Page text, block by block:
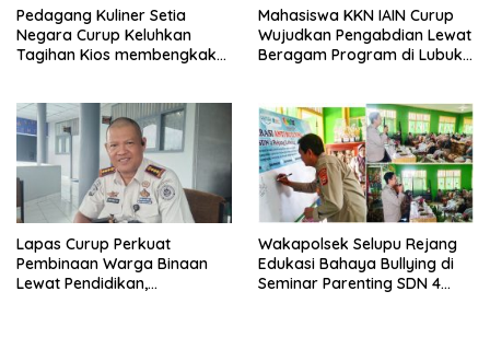
Pedagang Kuliner Setia
Negara Curup Keluhkan
Tagihan Kios membengkak
Mahasiswa KKN IAIN Curup
Wujudkan Pengabdian Lewat
Beragam Program di Lubuk
Lapas Curup Perkuat
Pembinaan Warga Binaan
Lewat Pendidikan,
Wakapolsek Selupu Rejang
Edukasi Bahaya Bullying di
Seminar Parenting SDN 4